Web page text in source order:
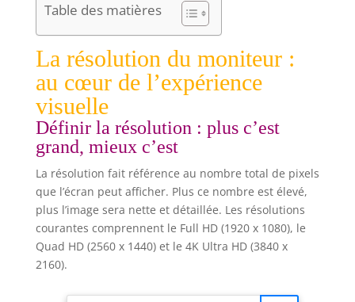
Table des matières
La résolution du moniteur :
au cœur de l’expérience
visuelle
Définir la résolution : plus c’est
grand, mieux c’est
La résolution fait référence au nombre total de pixels
que l’écran peut afficher. Plus ce nombre est élevé,
plus l’image sera nette et détaillée. Les résolutions
courantes comprennent le Full HD (1920 x 1080), le
Quad HD (2560 x 1440) et le 4K Ultra HD (3840 x
2160).